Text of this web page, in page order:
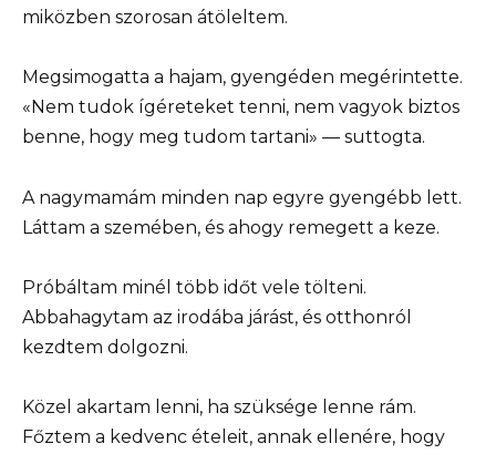
miközben szorosan átöleltem.
Megsimogatta a hajam, gyengéden megérintette.
«Nem tudok ígéreteket tenni, nem vagyok biztos
benne, hogy meg tudom tartani» — suttogta.
A nagymamám minden nap egyre gyengébb lett.
Láttam a szemében, és ahogy remegett a keze.
Próbáltam minél több időt vele tölteni.
Abbahagytam az irodába járást, és otthonról
kezdtem dolgozni.
Közel akartam lenni, ha szüksége lenne rám.
Főztem a kedvenc ételeit, annak ellenére, hogy